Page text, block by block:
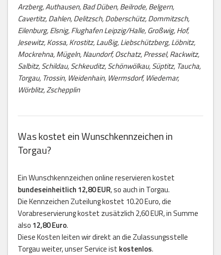
Arzberg, Authausen, Bad Düben, Beilrode, Belgern,
Cavertitz, Dahlen, Delitzsch, Doberschütz, Dommitzsch,
Eilenburg, Elsnig, Flughafen Leipzig/Halle, Großwig, Hof,
Jesewitz, Kossa, Krostitz, Laußig, Liebschützberg, Löbnitz,
Mockrehna, Mügeln, Naundorf, Oschatz, Pressel, Rackwitz,
Salbitz, Schildau, Schkeuditz, Schönwölkau, Süptitz, Taucha,
Torgau, Trossin, Weidenhain, Wermsdorf, Wiedemar,
Wörblitz, Zschepplin
Was kostet ein Wunschkennzeichen in
Torgau?
Ein Wunschkennzeichen online reservieren kostet
bundeseinheitlich 12,80 EUR, so auch in Torgau.
Die Kennzeichen Zuteilung kostet 10.20 Euro, die
Vorabreservierung kostet zusätzlich 2,60 EUR, in Summe
also 12,80 Euro.
Diese Kosten leiten wir direkt an die Zulassungsstelle
Torgau weiter, unser Service ist kostenlos.